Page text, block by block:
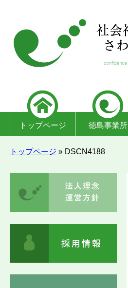
トップページ 徳島事業所
トップページ » DSCN4188